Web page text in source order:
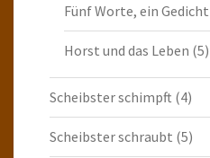
Fünf Worte, ein Gedicht
Horst und das Leben (5)
Scheibster schimpft (4)
Scheibster schraubt (5)